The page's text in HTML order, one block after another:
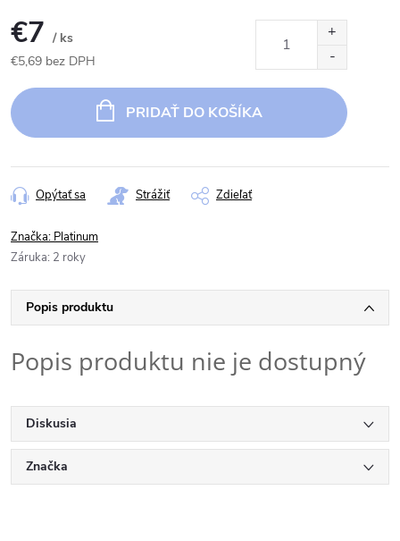
€7 / ks
€5,69 bez DPH
cena:
PRIDAŤ DO KOŠÍKA
Opýtať sa Strážiť Zdieľať
Značka: Platinum
Záruka: 2 roky
Popis produktu
Popis produktu nie je dostupný
Diskusia
Značka